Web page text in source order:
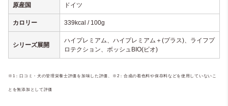
原産国 ドイツ
カロリー 339kcal / 100g
シリーズ展開
ハイプレミアム、ハイプレミアム＋(プラス)、ライフプ
ロテクション、ボッシュBIO(ビオ)
※1：口コミ・犬の管理栄養士評価を加味した評価、 ※2：合成の着色料や保存料などを使用していないこ
とを無添加として評価